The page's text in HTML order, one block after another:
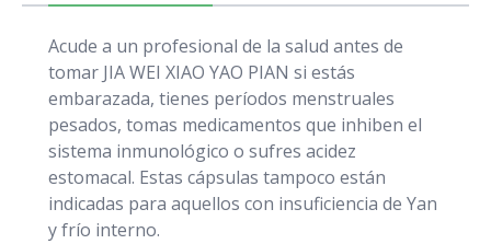
Acude a un profesional de la salud antes de
tomar JIA WEI XIAO YAO PIAN si estás
embarazada, tienes períodos menstruales
pesados, tomas medicamentos que inhiben el
sistema inmunológico o sufres acidez
estomacal. Estas cápsulas tampoco están
indicadas para aquellos con insuficiencia de Yan
y frío interno.